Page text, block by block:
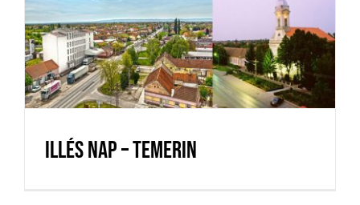
Illés nap – Temerin
Illés nap – Temerin